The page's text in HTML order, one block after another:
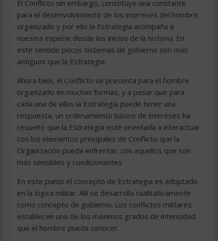
El Conflicto sin embargo, constituye una constante
para el desenvolvimiento de los intereses del hombre
organizado y por ello la Estrategia acompaña a
nuestra especie desde los inicios de la historia. En
este sentido pocos sistemas de gobierno son mas
antiguos que la Estrategia.
Ahora bien, el Conflicto se presenta para el hombre
organizado en muchas formas, y a pesar que para
cada una de ellas la Estrategia puede tener una
respuesta, un ordenamiento básico de intereses ha
resuelto que la Estrategia esté orientada a interactuar
con los elementos principales de Conflicto que la
Organización pueda enfrentar, con aquellos que son
más sensibles y condicionantes.
En este punto el concepto de Estrategia es adoptado
en la lógica militar. Allí se desarrolla cualitativamente
como concepto de gobierno. Los conflictos militares
establecen uno de los máximos grados de intensidad
que el hombre pueda conocer.